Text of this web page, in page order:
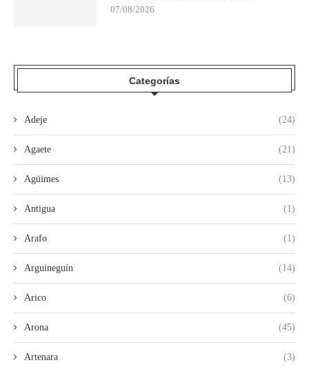
07/08/2026
Categorías
Adeje (24)
Agaete (21)
Agüimes (13)
Antigua (1)
Arafo (1)
Arguineguín (14)
Arico (6)
Arona (45)
Artenara (3)